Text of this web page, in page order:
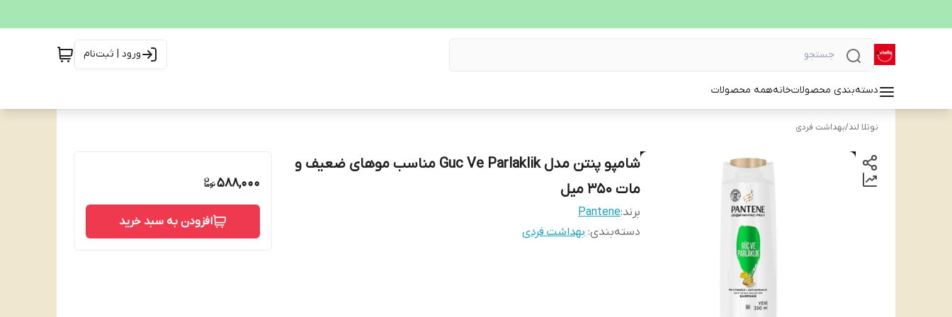
ورود | ثبت‌نام
دسته‌بندی محصولاتخانههمه محصولات
نوتلا لند/بهداشت فردی
شامپو پنتن مدل Guc Ve Parlaklik مناسب موهای ضعیف و
مات ۳۵۰ میل
برند:Pantene
دسته‌بندی: بهداشت فردی
588,000
افزودن به سبد خرید